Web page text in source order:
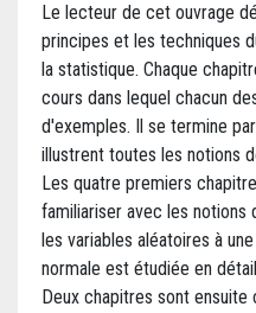
Le lecteur de cet ouvrage
principes et les techniques
la statistique. Chaque
cours dans lequel chacun
d'exemples. Il se termine
illustrent toutes les notions
Les quatre premiers
familiariser avec les notions
les variables aléatoires à
normale est étudiée en
Deux chapitres sont